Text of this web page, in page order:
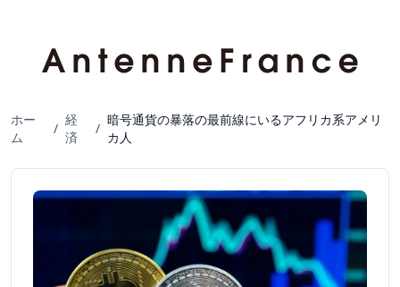
ホー
ム
/
経
済
/
暗号通貨の暴落の最前線にいるアフリカ系アメリ
カ人